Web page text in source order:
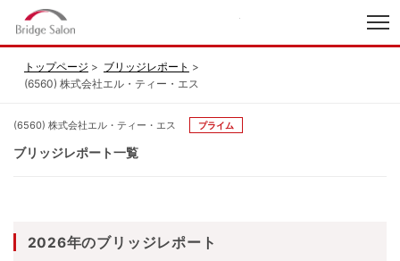
トップページ
ブリッジレポート
(6560) 株式会社エル・ティー・エス
(6560) 株式会社エル・ティー・エス プライム
ブリッジレポート一覧
2026年のブリッジレポート